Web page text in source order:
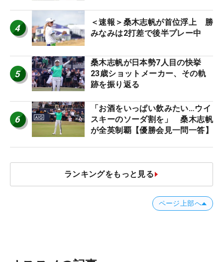
4
＜速報＞桑木志帆が首位浮上 勝
みなみは2打差で後半プレー中
5
桑木志帆が日本勢7人目の快挙
23歳ショットメーカー、その軌
跡を振り返る
6
「お酒をいっぱい飲みたい…ウイ
スキーのソーダ割を」 桑木志帆
が全英制覇【優勝会見一問一答】
ランキングをもっと見る
ページ上部へ